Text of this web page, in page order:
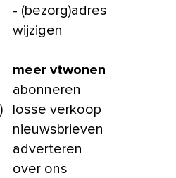
- (bezorg)adres
wijzigen
meer vtwonen
abonneren
losse verkoop
nieuwsbrieven
adverteren
over ons